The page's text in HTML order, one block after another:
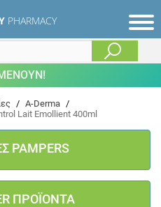
PHARMACY
/ A-Derma /
Lait Emollient 400ml
PAMPERS
ΠΡΟΪΟΝΤΑ